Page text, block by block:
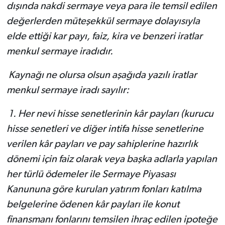
dışında nakdi sermaye veya para ile temsil edilen
değerlerden müteşekkül sermaye dolayısıyla
elde ettiği kar payı, faiz, kira ve benzeri iratlar
menkul sermaye iradıdır.
Kaynağı ne olursa olsun aşağıda yazılı iratlar
menkul sermaye iradı sayılır:
1. Her nevi hisse senetlerinin kâr payları (kurucu
hisse senetleri ve diğer intifa hisse senetlerine
verilen kâr payları ve pay sahiplerine hazırlık
dönemi için faiz olarak veya başka adlarla yapılan
her türlü ödemeler ile Sermaye Piyasası
Kanununa göre kurulan yatırım fonları katılma
belgelerine ödenen kâr payları ile konut
finansmanı fonlarını temsilen ihraç edilen ipoteğe